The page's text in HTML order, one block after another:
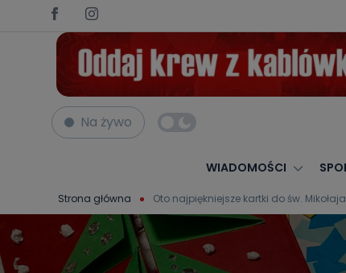
Na żywo
WIADOMOŚCI
Strona główna Oto najpiękniejsze kartki do św. Mikołaja